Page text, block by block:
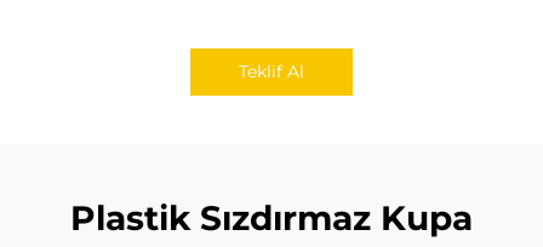
Teklif Al
Plastik Sızdırmaz Kupa